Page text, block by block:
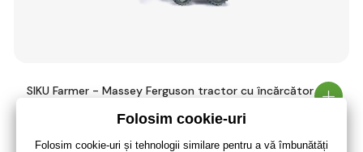
SIKU Farmer - Massey Ferguson tractor cu încărcător
93,00 lei